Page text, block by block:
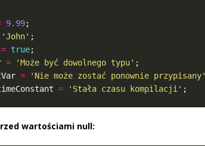
9.99
'John'
= true
= 'Może być dowolnego typu'
= 'Nie może zostać ponownie przypisany'
= 'Stała czasu kompilacji'
wartościami null: